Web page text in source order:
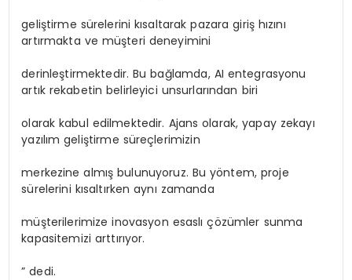
geliştirme sürelerini kısaltarak pazara giriş hızını
artırmakta ve müşteri deneyimini
derinleştirmektedir. Bu bağlamda, AI entegrasyonu
artık rekabetin belirleyici unsurlarından biri
olarak kabul edilmektedir. Ajans olarak, yapay zekayı
yazılım geliştirme süreçlerimizin
merkezine almış bulunuyoruz. Bu yöntem, proje
sürelerini kısaltırken aynı zamanda
müşterilerimize inovasyon esaslı çözümler sunma
kapasitemizi arttırıyor.
” dedi.